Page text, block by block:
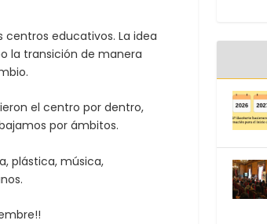
educativos. La idea
la transición de manera
el centro por dentro,
por ámbitos.
plástica, música,